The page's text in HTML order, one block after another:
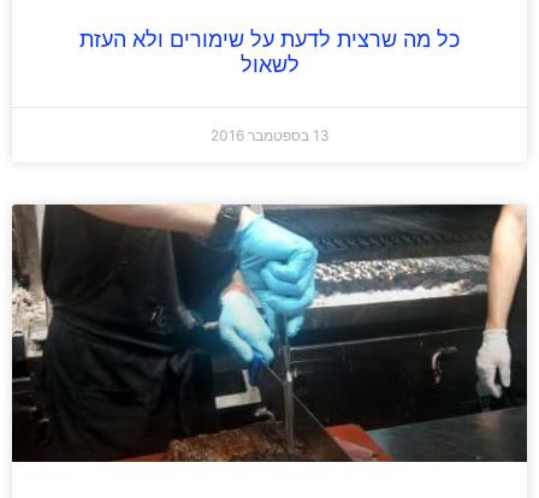
כל מה שרצית לדעת על שימורים ולא העזת
לשאול